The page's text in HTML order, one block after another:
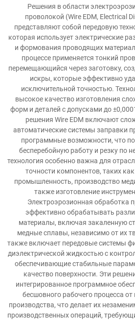
Решения в области
проволокой (Wire EDM, Electrical
представляют собой передовую
которая использует электрические
и формования проводящих
процессе применяется тонкий
перемещающийся через заготовку,
искры, которые эффективно
исключительной точностью.
высокое качество изготовления
форм и деталей с допусками до
решения Wire EDM включают
автоматические системы заправки
программные возможности, что
бесперебойную работу и резку по
технология особенно важна для
точности компонентов, таких
промышленность, производство
также изготовление
Электроэрозионная обработка
эффективно обрабатывать
материалы, включая закаленную
медные сплавы, независимо от их
также включает передовые системы
диэлектрической жидкостью с
обеспечивающие стабильные
качество поверхности. Эти
интегрированное программное
бесшовного рабочего процесса
производства, что делает их
производственных операций,